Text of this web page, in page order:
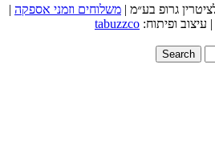
משלוחים וזמני אספקה |
| עיצוב ופיתוח: tabuzzco
Search